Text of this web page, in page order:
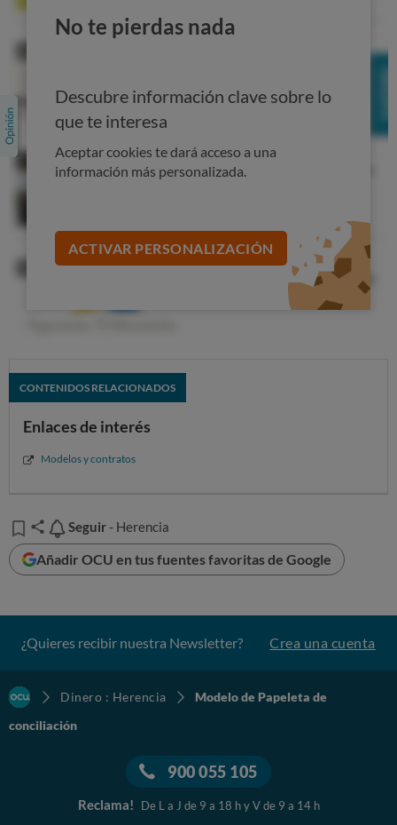
Descargar documento
DOC - Descargar documento Word
No te pierdas nada
Descubre información clave sobre lo
que te interesa
Aceptar cookies te dará acceso a una
información más personalizada.
ACTIVAR PERSONALIZACIÓN
CONTENIDOS RELACIONADOS
Enlaces de interés
Modelos y contratos
Seguir
Seguir - Herencia
Añadir OCU en tus fuentes favoritas de Google
¿Quieres recibir nuestra Newsletter? Crea una cuenta
Dinero : Herencia
Modelo de Papeleta de
conciliación
900 055 105
Reclama! De L a J de 9 a 18 h y V de 9 a 14 h